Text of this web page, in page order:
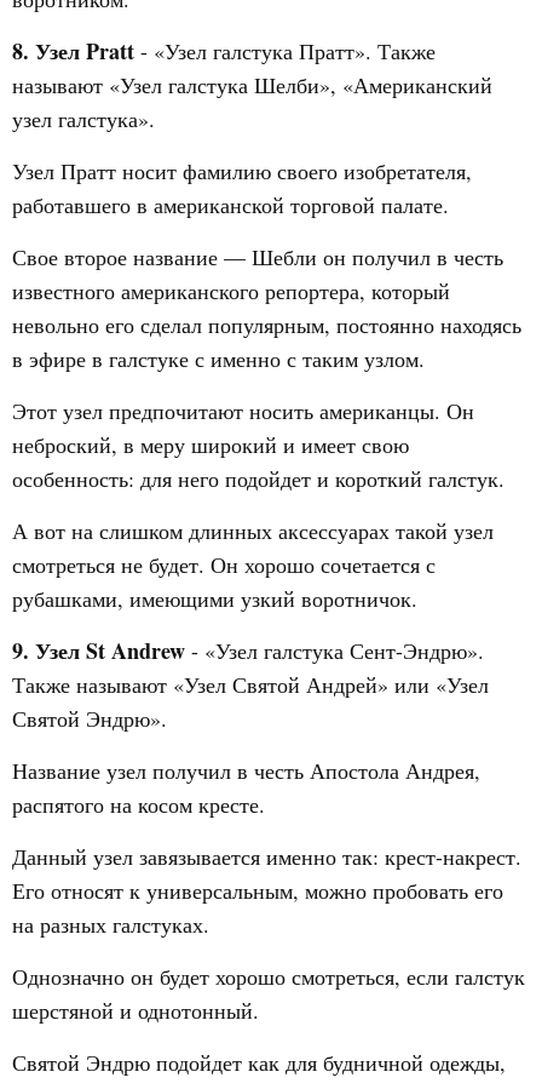
8. Узел Pratt - «Узел галстука Пратт». Также
называют «Узел галстука Шелби», «Американский
узел галстука».
Узел Пратт носит фамилию своего изобретателя,
работавшего в американской торговой палате.
Свое второе название — Шебли он получил в честь
известного американского репортера, который
невольно его сделал популярным, постоянно находясь
в эфире в галстуке с именно с таким узлом.
Этот узел предпочитают носить американцы. Он
неброский, в меру широкий и имеет свою
особенность: для него подойдет и короткий галстук.
А вот на слишком длинных аксессуарах такой узел
смотреться не будет. Он хорошо сочетается с
рубашками, имеющими узкий воротничок.
9. Узел St Andrew - «Узел галстука Сент-Эндрю».
Также называют «Узел Святой Андрей» или «Узел
Святой Эндрю».
Название узел получил в честь Апостола Андрея,
распятого на косом кресте.
Данный узел завязывается именно так: крест-накрест.
Его относят к универсальным, можно пробовать его
на разных галстуках.
Однозначно он будет хорошо смотреться, если галстук
шерстяной и однотонный.
Святой Эндрю подойдет как для будничной одежды,